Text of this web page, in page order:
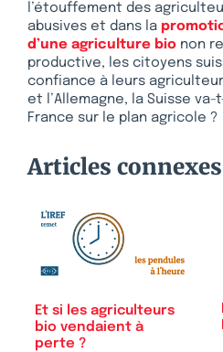
l’étouffement des
abusives et dans la
d’une agriculture bio non
productive, les citoyens
confiance à leurs
et l’Allemagne, la Suisse
France sur le plan agricole ?
Articles
Et si les agriculteurs
bio vendaient à
perte ?